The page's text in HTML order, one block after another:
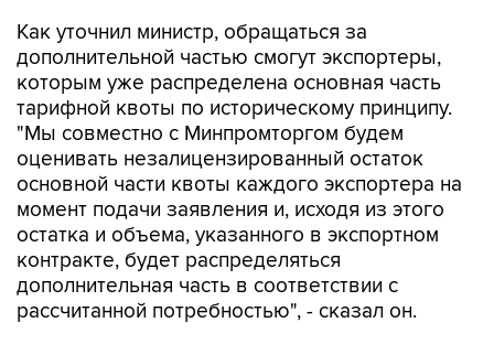
Как уточнил министр, обращаться за
дополнительной частью смогут экспортеры,
которым уже распределена основная часть
тарифной квоты по историческому принципу.
"Мы совместно с Минпромторгом будем
оценивать незалицензированный остаток
основной части квоты каждого экспортера на
момент подачи заявления и, исходя из этого
остатка и объема, указанного в экспортном
контракте, будет распределяться
дополнительная часть в соответствии с
рассчитанной потребностью", - сказал он.